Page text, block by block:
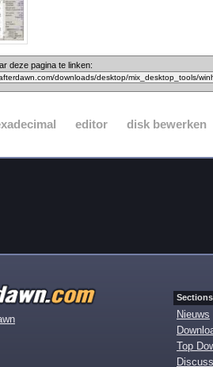
deze pagina te linken:
editor disk bewerken
Nieuws
Top